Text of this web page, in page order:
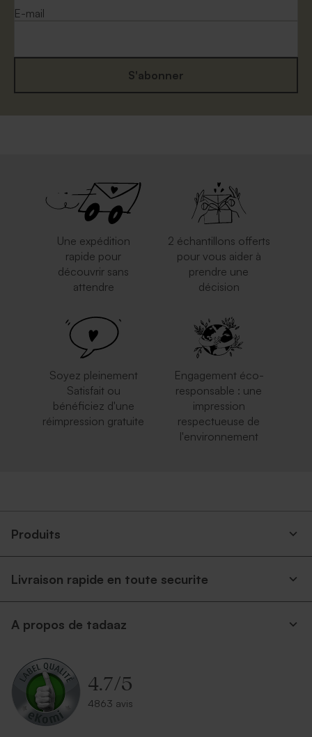
moucheté naturel
E-mail
S'abonner
Une expédition
rapide pour
découvrir sans
attendre
2 échantillons offerts
pour vous aider à
prendre une
décision
Soyez pleinement
Satisfait ou
bénéficiez d'une
réimpression gratuite
Engagement éco-
responsable : une
impression
respectueuse de
l'environnement
Produits
Livraison rapide en toute securite
A propos de tadaaz
4.7/5
4863 avis